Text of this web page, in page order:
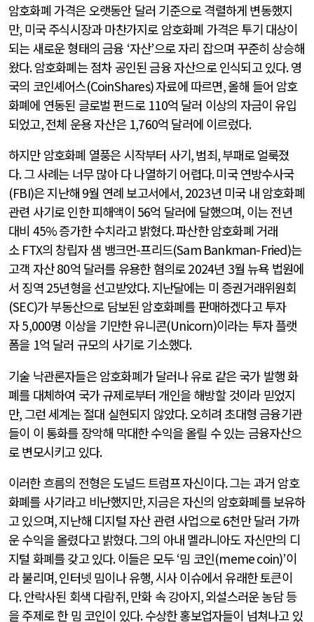
암호화폐 가격은 오랫동안 달러 기준으로 격렬하게 변동했지
만, 미국 주식시장과 마찬가지로 암호화폐 가격은 투기 대상이
되는 새로운 형태의 금융 ‘자산’으로 자리 잡으며 꾸준히 상승해
왔다.암호화폐는 점차 공인된 금융 자산으로 인식되고 있다.영
국의 코인셰어스(CoinShares)자료에 따르면,올해 들어 암호
화폐에 연동된 글로벌 펀드로 110억 달러 이상의 자금이 유입
되었고,전체 운용 자산은 1,760억 달러에 이르렀다.
하지만 암호화폐 열풍은 시작부터 사기,범죄,부패로 얼룩졌
다.그 사례는 너무 많아 다 나열하기 어렵다.미국 연방수사국
(FBI)은 지난해 9월 연례 보고서에서, 2023년 미국 내 암호화폐
관련 사기로 인한 피해액이 56억 달러에 달했으며, 이는 전년
대비 45%증가한 수치라고 밝혔다.파산한 암호화폐 거래
소 FTX의 창립자 샘 뱅크먼-프리드(Sam Bankman-Fried)는
고객 자산80억 달러를 유용한 혐의로2024년 3월 뉴욕 법원에
서 징역 25년형을 선고받았다.지난달에는 미 증권거래위원회
(SEC)가 부동산으로 담보된 암호화폐를 판매하겠다고 투자
자5,000명 이상을 기만한 유니콘(Unicorn)이라는 투자 플랫
폼을 1억 달러 규모의 사기로 기소했다.
기술 낙관론자들은 암호화폐가 달러나 유로 같은 국가 발행 화
폐를 대체하여 국가 규제로부터 개인을 해방할 것이라 믿었지
만,그런 세계는 절대 실현되지 않았다.오히려 초대형 금융기관
들이 이 통화를 장악해 막대한 수익을 올릴 수 있는 금융자산으
로 변모시키고 있다.
이러한 흐름의 전형은 도널드 트럼프자신이다.그는 과거 암호
화폐를 사기라고 비난했지만,지금은 자신의 암호화폐를 보유하
고 있으며,지난해 디지털 자산 관련 사업으로6천만 달러 가까
운 수익을 올렸다고 밝혔다.그의 아내 멜라니아도 자신만의 디
지털 화폐를 갖고 있다.이들은 모두‘밈 코인(meme coin)’이
라 불리며,인터넷 밈이나 유행,시사 이슈에서 유래한 토큰이
다.안락사된 회색 다람쥐,만화 속 강아지,외설스러운 농담 등
을 주제로 한 밈 코인이 있다.수상한 홍보업자들이 넘쳐나고 있